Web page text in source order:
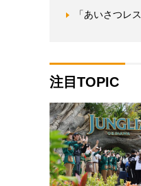
「あいさつレ
注目TOPIC